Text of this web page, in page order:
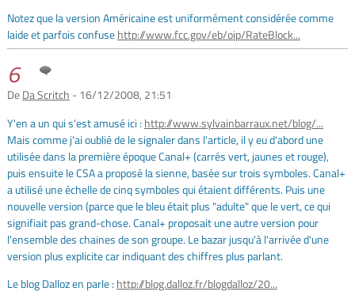
Notez que la version Américaine est uniformément considérée comme
laide et parfois confusehttp://www.fcc.gov/eb/oip/RateBlock...
6
DeDa Scritch - 16/12/2008, 21:51
Y'en a un qui s'est amusé ici : http://www.sylvainbarraux.net/blog/...
Mais comme j'ai oublié de le signaler dans l'article, il y eu d'abord une
utilisée dans la première époque Canal+ (carrés vert, jaunes et rouge),
puis ensuite le CSA a proposé la sienne, basée sur trois symboles. Canal+
a utilisé une échelle de cinq symboles qui étaient différents. Puis une
nouvelle version (parce que le bleu était plus "adulte" que le vert, ce qui
signifiait pas grand-chose. Canal+ proposait une autre version pour
l'ensemble des chaines de son groupe. Le bazar jusqu'à l'arrivée d'une
version plus explicite car indiquant des chiffres plus parlant.
Le blog Dalloz en parle : http://blog.dalloz.fr/blogdalloz/20...